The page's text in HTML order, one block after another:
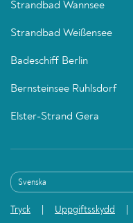
Strandbad Wannsee
Strandbad Weißensee
Badeschiff Berlin
Bernsteinsee Ruhlsdorf
Elster-Strand Gera
Tryck Uppgiftsskydd